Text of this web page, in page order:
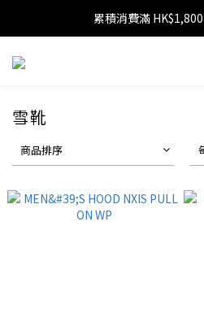
消費滿
累積消費滿
消費滿 HK$1,800
雪靴
商品排序